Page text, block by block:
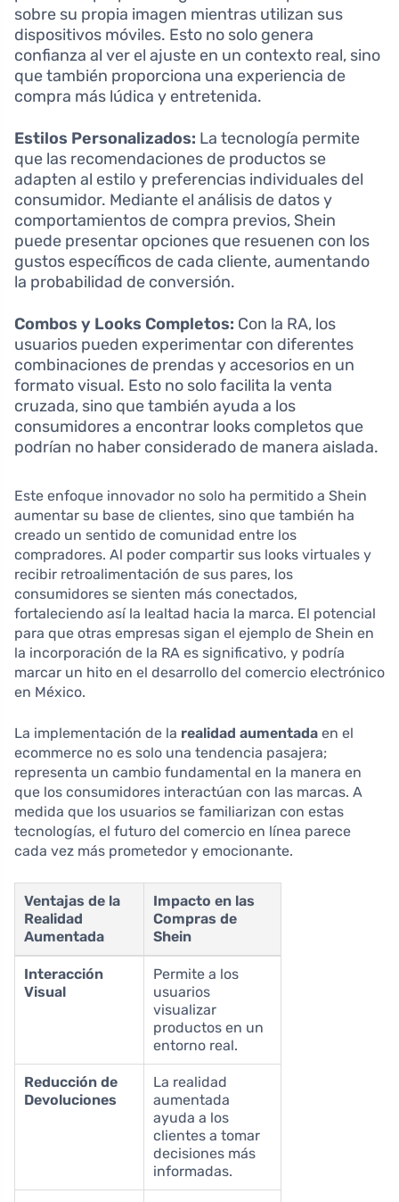
sobre su propia imagen mientras utilizan sus
dispositivos móviles. Esto no solo genera
confianza al ver el ajuste en un contexto real, sino
que también proporciona una experiencia de
compra más lúdica y entretenida.
Estilos Personalizados: La tecnología permite
que las recomendaciones de productos se
adapten al estilo y preferencias individuales del
consumidor. Mediante el análisis de datos y
comportamientos de compra previos, Shein
puede presentar opciones que resuenen con los
gustos específicos de cada cliente, aumentando
la probabilidad de conversión.
Combos y Looks Completos: Con la RA, los
usuarios pueden experimentar con diferentes
combinaciones de prendas y accesorios en un
formato visual. Esto no solo facilita la venta
cruzada, sino que también ayuda a los
consumidores a encontrar looks completos que
podrían no haber considerado de manera aislada.
Este enfoque innovador no solo ha permitido a Shein
aumentar su base de clientes, sino que también ha
creado un sentido de comunidad entre los
compradores. Al poder compartir sus looks virtuales y
recibir retroalimentación de sus pares, los
consumidores se sienten más conectados,
fortaleciendo así la lealtad hacia la marca. El potencial
para que otras empresas sigan el ejemplo de Shein en
la incorporación de la RA es significativo, y podría
marcar un hito en el desarrollo del comercio electrónico
en México.
La implementación de la realidad aumentada en el
ecommerce no es solo una tendencia pasajera;
representa un cambio fundamental en la manera en
que los consumidores interactúan con las marcas. A
medida que los usuarios se familiarizan con estas
tecnologías, el futuro del comercio en línea parece
cada vez más prometedor y emocionante.
Ventajas de la
Realidad
Aumentada
Impacto en las
Compras de
Shein
Interacción
Visual
Permite a los
usuarios
visualizar
productos en un
entorno real.
Reducción de
Devoluciones
La realidad
aumentada
ayuda a los
clientes a tomar
decisiones más
informadas.